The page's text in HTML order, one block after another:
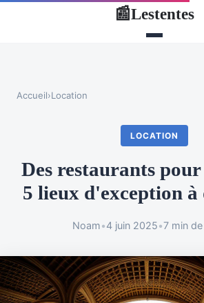
📰Lestentes
Accueil›Location
LOCATION
Des restaurants
5 lieux d'exception
Noam•4 juin 2025•7 min